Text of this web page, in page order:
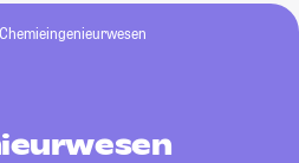
Chemieingenieurwesen